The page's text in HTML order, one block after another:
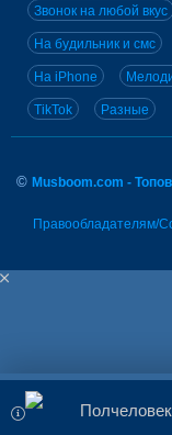
Звонок на любой вкус
На будильник и смс
На iPhone
TikTok Разные
© Musboom.com -
Правообладателям/